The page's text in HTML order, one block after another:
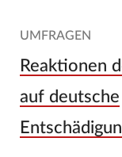
UMFRAGEN
Reaktionen
auf deutsche